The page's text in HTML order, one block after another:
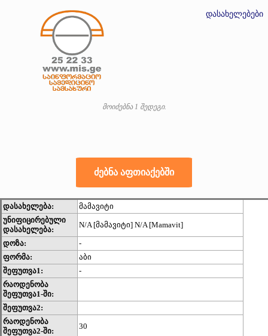
დასახელებები
მოიძებნა 1 შედეგი.
დასახელება:
მამავიტი
უნიფიცირებული
დასახელება:
N/A [მამავიტი] N/A [Mamavit]
დოზა:
-
ფორმა:
აბი
შეფუთვა1:
-
რაოდენობა
შეფუთვა1-ში:
შეფუთვა2:
რაოდენობა
შეფუთვა2-ში:
30